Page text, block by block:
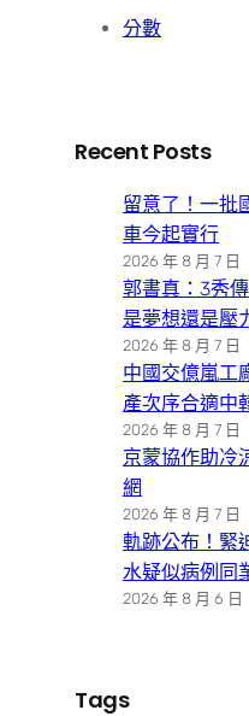
分數
Recent Posts
留意了！一批
車今起實行
2026 年 8 月 7 日
郭書真：3秀
是夢想還是壓
2026 年 8 月 7 日
中國交億嵐工
產次序合適中
2026 年 8 月 7 日
京蒙協作助冷
網
2026 年 8 月 7 日
軌跡公布！緊
水疑似病例同
2026 年 8 月 6 日
Tags